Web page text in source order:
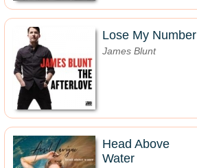
Lose My Number
James Blunt
Head Above
Water